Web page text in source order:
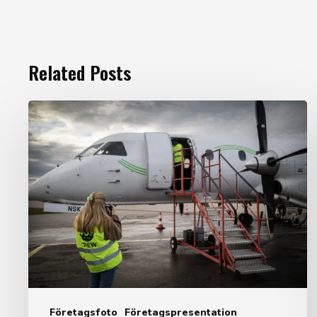
Related Posts
Företagsfoto
Företagspresentation
Prao
för
en
dag